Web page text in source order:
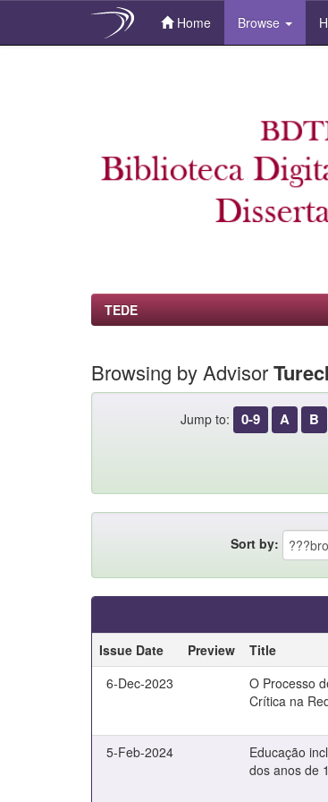
Home Browse
TEDE
Browsing by Advisor
Jump to: 0-9 A B
Sort by:
Issue Date
Preview Title
6-Dec-2023
O Processo
Crítica na
5-Feb-2024
Educação
dos anos de